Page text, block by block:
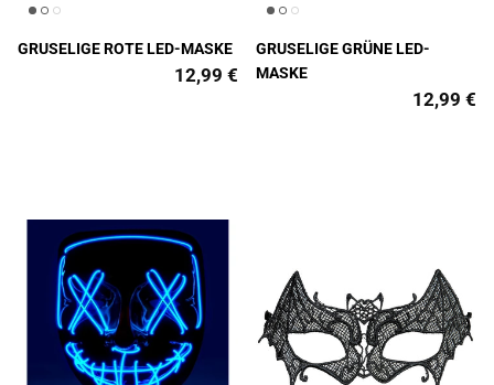
GRUSELIGE ROTE LED-MASKE
12,99 €
GRUSELIGE GRÜNE LED-
MASKE
12,99 €